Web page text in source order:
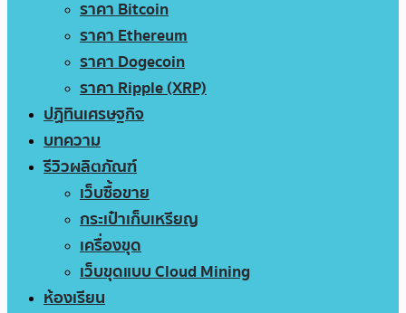
ราคา Bitcoin
ราคา Ethereum
ราคา Dogecoin
ราคา Ripple (XRP)
ปฏิทินเศรษฐกิจ
บทความ
รีวิวผลิตภัณฑ์
เว็บซื้อขาย
กระเป๋าเก็บเหรียญ
เครื่องขุด
เว็บขุดแบบ Cloud Mining
ห้องเรียน